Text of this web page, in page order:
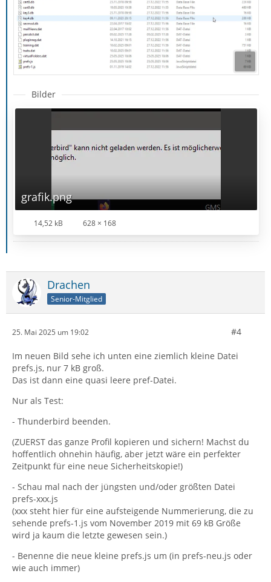
Bilder
grafik.png
14,52 kB 628 × 168
Drachen
Senior-Mitglied
25. Mai 2025 um 19:02 #4
Im neuen Bild sehe ich unten eine ziemlich kleine Datei
prefs.js, nur 7 kB groß.
Das ist dann eine quasi leere pref-Datei.
Nur als Test:
- Thunderbird beenden.
(ZUERST das ganze Profil kopieren und sichern! Machst du
hoffentlich ohnehin häufig, aber jetzt wäre ein perfekter
Zeitpunkt für eine neue Sicherheitskopie!)
- Schau mal nach der jüngsten und/oder größten Datei
prefs-xxx.js
(xxx steht hier für eine aufsteigende Nummerierung, die zu
sehende prefs-1.js vom November 2019 mit 69 kB Größe
wird ja kaum die letzte gewesen sein.)
- Benenne die neue kleine prefs.js um (in prefs-neu.js oder
wie auch immer)